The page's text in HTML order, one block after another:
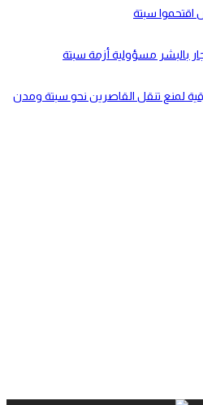
بالبشر مسؤولية أزمة سبتة
لمنع تنقل القاصرين نحو سبتة ومدن